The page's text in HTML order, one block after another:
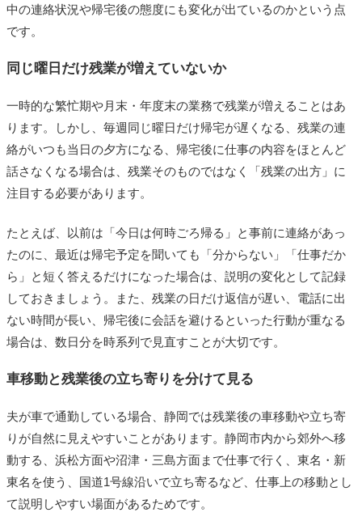
中の連絡状況や帰宅後の態度にも変化が出ているのかという点
です。
同じ曜日だけ残業が増えていないか
一時的な繁忙期や月末・年度末の業務で残業が増えることはあ
ります。しかし、毎週同じ曜日だけ帰宅が遅くなる、残業の連
絡がいつも当日の夕方になる、帰宅後に仕事の内容をほとんど
話さなくなる場合は、残業そのものではなく「残業の出方」に
注目する必要があります。
たとえば、以前は「今日は何時ごろ帰る」と事前に連絡があっ
たのに、最近は帰宅予定を聞いても「分からない」「仕事だか
ら」と短く答えるだけになった場合は、説明の変化として記録
しておきましょう。また、残業の日だけ返信が遅い、電話に出
ない時間が長い、帰宅後に会話を避けるといった行動が重なる
場合は、数日分を時系列で見直すことが大切です。
車移動と残業後の立ち寄りを分けて見る
夫が車で通勤している場合、静岡では残業後の車移動や立ち寄
りが自然に見えやすいことがあります。静岡市内から郊外へ移
動する、浜松方面や沼津・三島方面まで仕事で行く、東名・新
東名を使う、国道1号線沿いで立ち寄るなど、仕事上の移動とし
て説明しやすい場面があるためです。